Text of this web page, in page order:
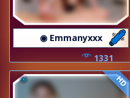
◉ Emmanyxxx
1331
HD